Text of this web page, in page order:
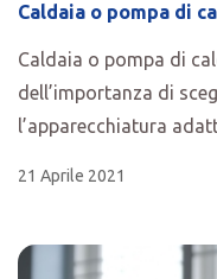
Caldaia o pompa di
Caldaia o pompa di
dell’importanza di
l’apparecchiatura
21 Aprile 2021